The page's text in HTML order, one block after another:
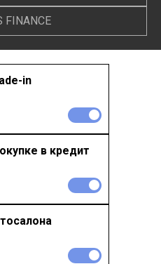
FINANCE
in
в кредит